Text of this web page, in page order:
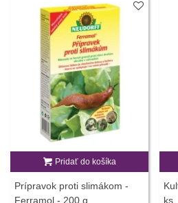
Pridať do košíka
Prípravok proti slimákom -
Ferramol - 200 g
ks